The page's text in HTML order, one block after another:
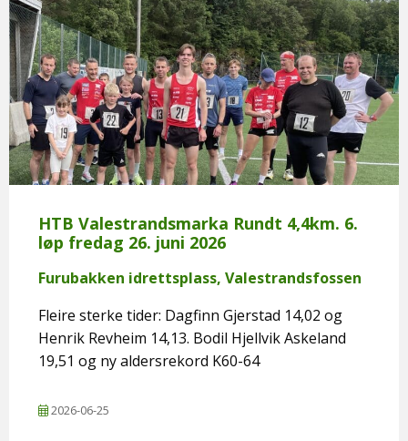
HTB Valestrandsmarka Rundt 4,4km. 6.
løp fredag 26. juni 2026
Furubakken idrettsplass, Valestrandsfossen
Fleire sterke tider: Dagfinn Gjerstad 14,02 og
Henrik Revheim 14,13. Bodil Hjellvik Askeland
19,51 og ny aldersrekord K60-64
2026-06-25